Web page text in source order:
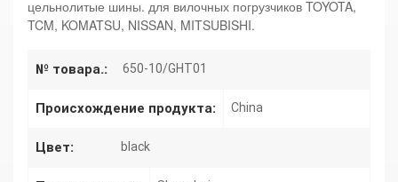
цельнолитые шины. для вилочных погрузчиков TOYOTA,
TCM, KOMATSU, NISSAN, MITSUBISHI.
№ товара.: 650-10/GHT01
Происхождение продукта: China
Цвет: black